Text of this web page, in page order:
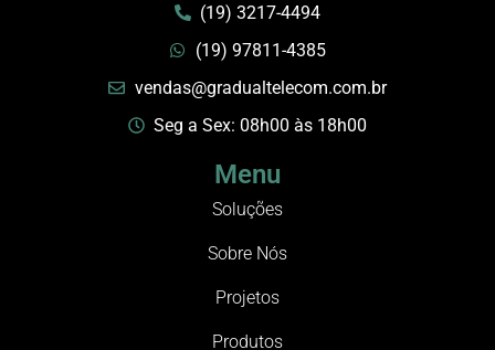
(19) 3217-4494
(19) 97811-4385
vendas@gradualtelecom.com.br
Seg a Sex: 08h00 às 18h00
Menu
Soluções
Sobre Nós
Projetos
Produtos